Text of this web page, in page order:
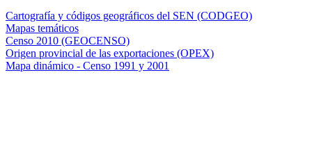
Cartografía y códigos geográficos del SEN (CODGEO)
Mapas temáticos
Censo 2010 (GEOCENSO)
Origen provincial de las exportaciones (OPEX)
Mapa dinámico - Censo 1991 y 2001